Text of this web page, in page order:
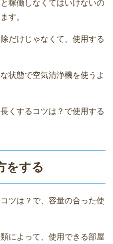
稼働しなくてはいけないの
す。
だけじゃなくて、使用する
状態で空気清浄機を使うよ
くするコツは？で使用する
をする
ツは？で、容量の合った使
によって、使用できる部屋